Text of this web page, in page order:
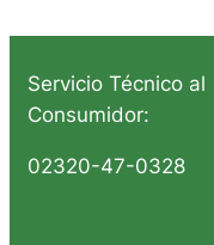
Servicio Técnico al
Consumidor:
02320-47-0328